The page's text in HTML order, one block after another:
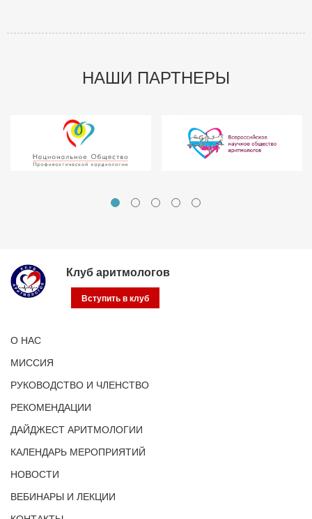
НАШИ ПАРТНЕРЫ
Клуб аритмологов
Вступить в клуб
О НАС
МИССИЯ
РУКОВОДСТВО И ЧЛЕНСТВО
РЕКОМЕНДАЦИИ
ДАЙДЖЕСТ АРИТМОЛОГИИ
КАЛЕНДАРЬ МЕРОПРИЯТИЙ
НОВОСТИ
ВЕБИНАРЫ И ЛЕКЦИИ